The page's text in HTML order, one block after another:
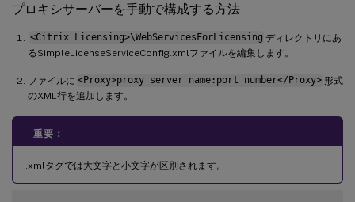
プロキシサーバーを手動で構成する方法
<Citrix Licensing>\WebServicesForLicensing ディレクトリにあ
るSimpleLicenseServiceConfig.xmlファイルを編集します。
ファイルに <Proxy>proxy server name:port number</Proxy> 形式
のXML行を追加します。
重要：
.xmlタグでは大文字と小文字が区別されます。